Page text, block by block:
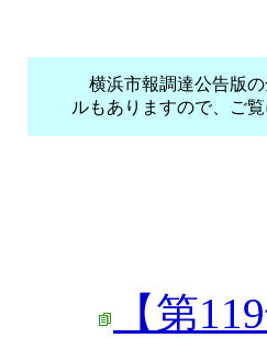
横浜市報調達公告版の
ルもありますので、ご
【第